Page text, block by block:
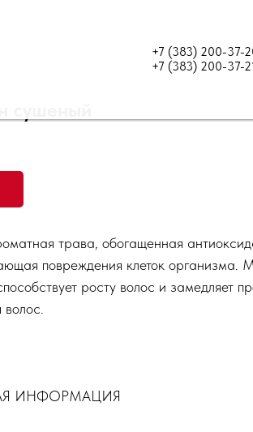
+7 (383) 200-37-
+7 (383) 200-37-
трава, обогащенная
повреждения клеток организма.
росту волос и замедляет
ИНФОРМАЦИЯ